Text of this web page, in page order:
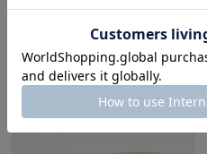
ODETTE E ODILE
¥6,732 55%OFF
タイムセールNEW